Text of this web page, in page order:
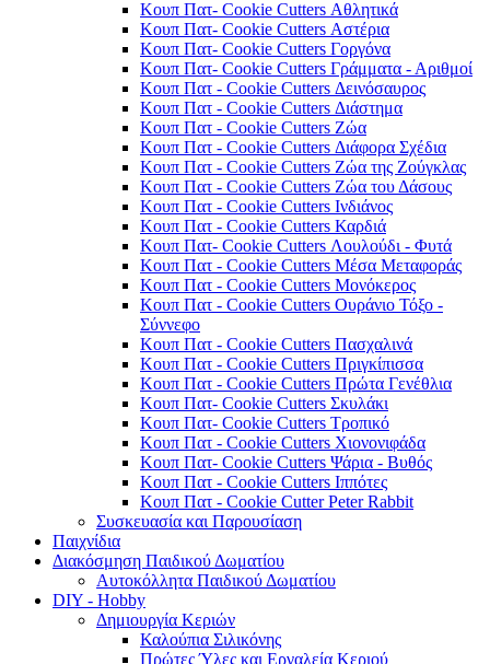
Κουπ Πατ- Cookie Cutters Αθλητικά
Κουπ Πατ- Cookie Cutters Αστέρια
Κουπ Πατ- Cookie Cutters Γοργόνα
Κουπ Πατ- Cookie Cutters Γράμματα - Αριθμοί
Κουπ Πατ - Cookie Cutters Δεινόσαυρος
Κουπ Πατ - Cookie Cutters Διάστημα
Κουπ Πατ - Cookie Cutters Ζώα
Κουπ Πατ - Cookie Cutters Διάφορα Σχέδια
Κουπ Πατ - Cookie Cutters Ζώα της Ζούγκλας
Κουπ Πατ - Cookie Cutters Ζώα του Δάσους
Κουπ Πατ - Cookie Cutters Ινδιάνος
Κουπ Πατ - Cookie Cutters Καρδιά
Κουπ Πατ- Cookie Cutters Λουλούδι - Φυτά
Κουπ Πατ - Cookie Cutters Μέσα Μεταφοράς
Κουπ Πατ - Cookie Cutters Μονόκερος
Κουπ Πατ - Cookie Cutters Ουράνιο Τόξο -
Σύννεφο
Κουπ Πατ - Cookie Cutters Πασχαλινά
Κουπ Πατ - Cookie Cutters Πριγκίπισσα
Κουπ Πατ - Cookie Cutters Πρώτα Γενέθλια
Κουπ Πατ- Cookie Cutters Σκυλάκι
Κουπ Πατ- Cookie Cutters Τροπικό
Κουπ Πατ - Cookie Cutters Χιονονιφάδα
Κουπ Πατ- Cookie Cutters Ψάρια - Βυθός
Κουπ Πατ - Cookie Cutters Ιππότες
Κουπ Πατ - Cookie Cutter Peter Rabbit
Συσκευασία και Παρουσίαση
Παιχνίδια
Διακόσμηση Παιδικού Δωματίου
Αυτοκόλλητα Παιδικού Δωματίου
DIY - Hobby
Δημιουργία Κεριών
Καλούπια Σιλικόνης
Πρώτες Ύλες και Εργαλεία Κεριού